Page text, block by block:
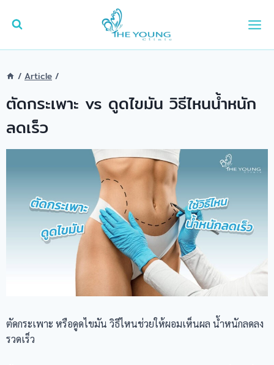
/ Article /
ตัดกระเพาะ vs ดูดไขมัน วิธีไหนน้ำหนัก
ลดเร็ว
ตัดกระเพาะ หรือดูดไขมัน วิธีไหนช่วยให้ผอมเห็นผล น้ำหนักลดลง
รวดเร็ว